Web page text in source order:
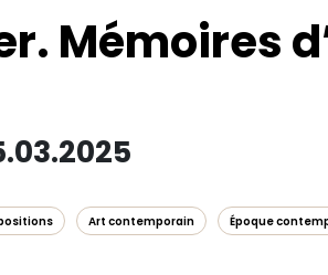
Mémoires
Art contemporain Époque